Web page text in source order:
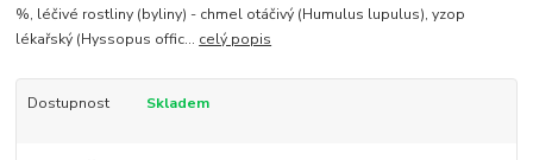
%, léčivé rostliny (byliny) - chmel otáčivý (Humulus lupulus), yzop
lékařský (Hyssopus offic... celý popis
Dostupnost Skladem